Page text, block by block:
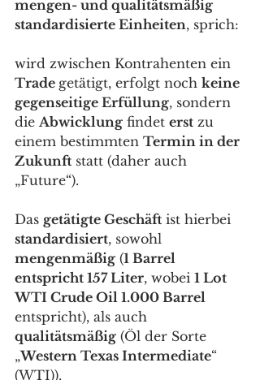
mengen- und qualitätsmäßig
standardisierte Einheiten, sprich:
wird zwischen Kontrahenten ein
Trade getätigt, erfolgt noch keine
gegenseitige Erfüllung, sondern
die Abwicklung findet erst zu
einem bestimmten Termin in der
Zukunft statt (daher auch
„Future“).
Das getätigte Geschäft ist hierbei
standardisiert, sowohl
mengenmäßig (1 Barrel
entspricht 157 Liter, wobei 1 Lot
WTI Crude Oil 1.000 Barrel
entspricht), als auch
qualitätsmäßig (Öl der Sorte
„Western Texas Intermediate“
(WTI)).